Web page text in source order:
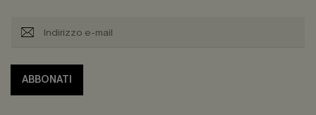
ABBONATI